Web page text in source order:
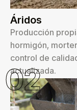
Áridos
Producción
hormigón,
control de
actualizada.
02